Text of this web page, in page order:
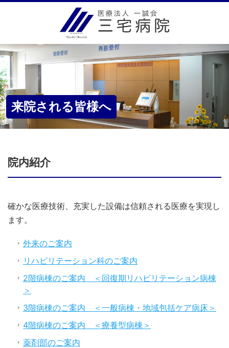
来院される皆様へ
院内紹介
確かな医療技術、充実した設備は信頼される医療を実現し
ます。
外来のご案内
リハビリテーション科のご案内
2階病棟のご案内 ＜回復期リハビリテーション病棟
＞
3階病棟のご案内 ＜一般病棟・地域包括ケア病床＞
4階病棟のご案内 ＜療養型病棟＞
薬剤部のご案内